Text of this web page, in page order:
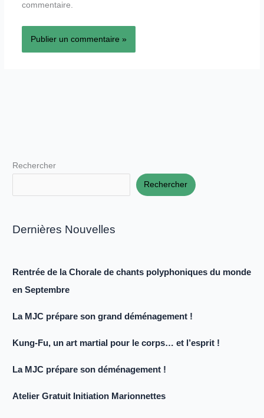
commentaire.
Rechercher
Rechercher
Dernières Nouvelles
Rentrée de la Chorale de chants polyphoniques du monde
en Septembre
La MJC prépare son grand déménagement !
Kung-Fu, un art martial pour le corps… et l’esprit !
La MJC prépare son déménagement !
Atelier Gratuit Initiation Marionnettes